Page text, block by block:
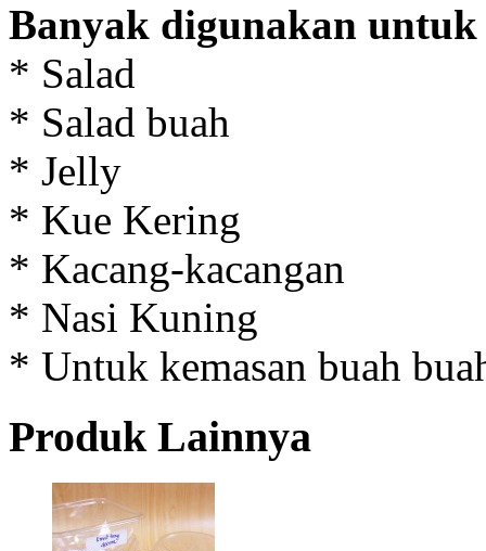
Banyak digunakan
* Salad
* Salad buah
* Jelly
* Kue Kering
* Kacang-kacangan
* Nasi Kuning
* Untuk kemasan buah
Produk Lainnya